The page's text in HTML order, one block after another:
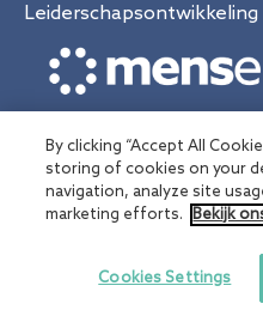
Leiderschapsontwikkeling
Algemene
Responsible disclosure
By clicking “Accept All
storing of cookies on your
navigation, analyze site
marketing efforts.
Bekijk
Cookies Settings